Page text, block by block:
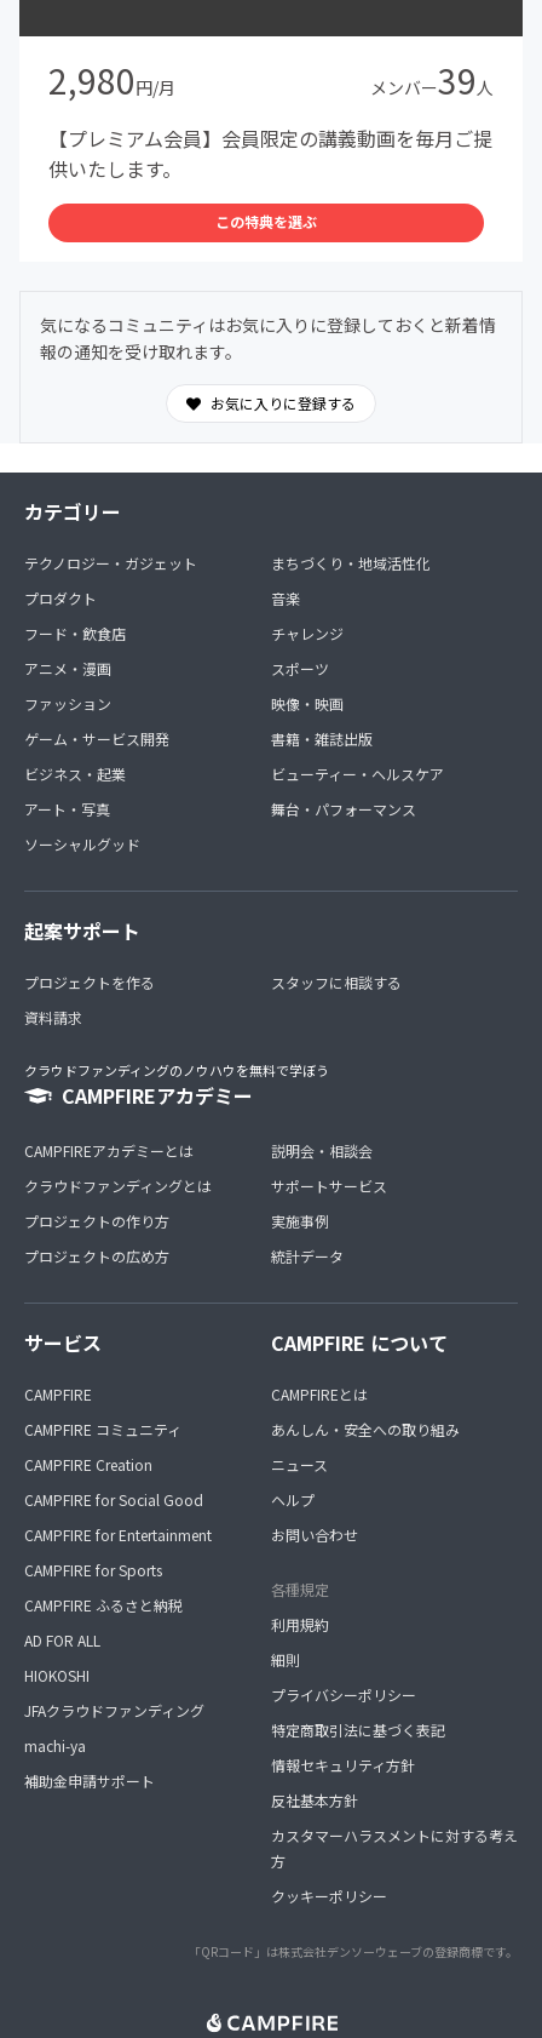
2,980円/月 メンバー39人
【プレミアム会員】会員限定の講義動画を毎月ご提
供いたします。
この特典を選ぶ
気になるコミュニティはお気に入りに登録しておくと新着情
報の通知を受け取れます。
お気に入りに登録する
カテゴリー
テクノロジー・ガジェット
プロダクト
フード・飲食店
アニメ・漫画
ファッション
ゲーム・サービス開発
ビジネス・起業
アート・写真
ソーシャルグッド
まちづくり・地域活性化
音楽
チャレンジ
スポーツ
映像・映画
書籍・雑誌出版
ビューティー・ヘルスケア
舞台・パフォーマンス
起案サポート
プロジェクトを作る
資料請求
スタッフに相談する
クラウドファンディングのノウハウを無料で学ぼう
CAMPFIREアカデミー
CAMPFIREアカデミーとは
クラウドファンディングとは
プロジェクトの作り方
プロジェクトの広め方
説明会・相談会
サポートサービス
実施事例
統計データ
サービス
CAMPFIRE
CAMPFIRE コミュニティ
CAMPFIRE Creation
CAMPFIRE for Social Good
CAMPFIRE for Entertainment
CAMPFIRE for Sports
CAMPFIRE ふるさと納税
AD FOR ALL
HIOKOSHI
JFAクラウドファンディング
machi-ya
補助金申請サポート
CAMPFIRE について
CAMPFIREとは
あんしん・安全への取り組み
ニュース
ヘルプ
お問い合わせ
各種規定
利用規約
細則
プライバシーポリシー
特定商取引法に基づく表記
情報セキュリティ方針
反社基本方針
カスタマーハラスメントに対する考え
方
クッキーポリシー
「QRコード」は株式会社デンソーウェーブの登録商標です。